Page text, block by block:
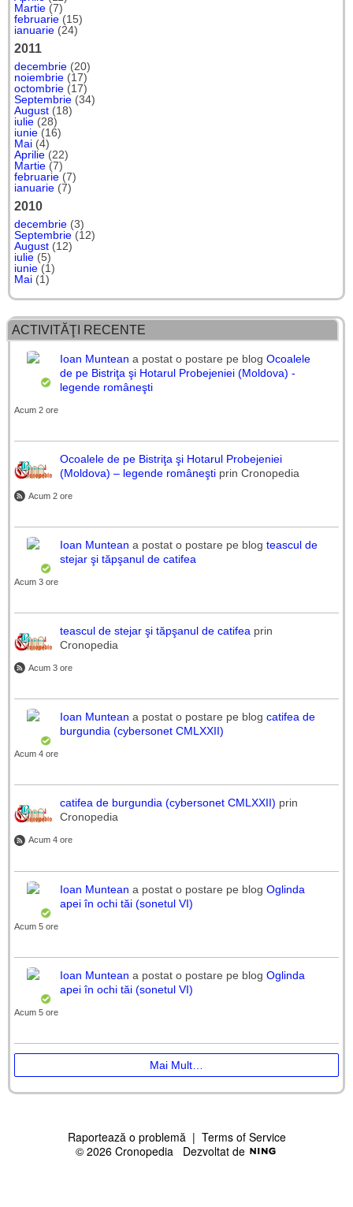
Martie (7)
februarie (15)
ianuarie (24)
2011
decembrie (20)
noiembrie (17)
octombrie (17)
Septembrie (34)
August (18)
iulie (28)
iunie (16)
Mai (4)
Aprilie (22)
Martie (7)
februarie (7)
ianuarie (7)
2010
decembrie (3)
Septembrie (12)
August (12)
iulie (5)
iunie (1)
Mai (1)
ACTIVITĂŢI RECENTE
Ioan Muntean a postat o postare pe blog Ocoalele
de pe Bistriţa şi Hotarul Probejeniei (Moldova) -
legende româneşti
Acum 2 ore
Ocoalele de pe Bistriţa şi Hotarul Probejeniei
(Moldova) – legende româneşti prin Cronopedia
Acum 2 ore
Ioan Muntean a postat o postare pe blog teascul de
stejar şi tăpşanul de catifea
Acum 3 ore
teascul de stejar şi tăpşanul de catifea prin
Cronopedia
Acum 3 ore
Ioan Muntean a postat o postare pe blog catifea de
burgundia (cybersonet CMLXXII)
Acum 4 ore
catifea de burgundia (cybersonet CMLXXII) prin
Cronopedia
Acum 4 ore
Ioan Muntean a postat o postare pe blog Oglinda
apei în ochi tăi (sonetul VI)
Acum 5 ore
Ioan Muntean a postat o postare pe blog Oglinda
apei în ochi tăi (sonetul VI)
Acum 5 ore
Mai Mult…
Raportează o problemă | Terms of Service
© 2026 Cronopedia Dezvoltat de